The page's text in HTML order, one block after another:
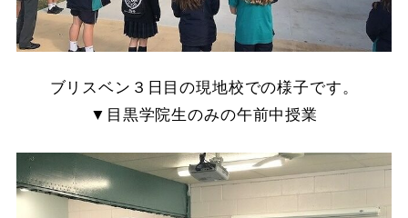
ブリスベン３日目の現地校での様子です。
▼目黒学院生のみの午前中授業